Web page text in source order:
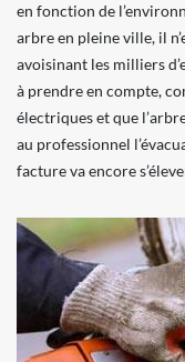
en fonction de
arbre en pleine ville, il
avoisinant les milliers
à prendre en compte,
électriques et que
au professionnel
facture va encore